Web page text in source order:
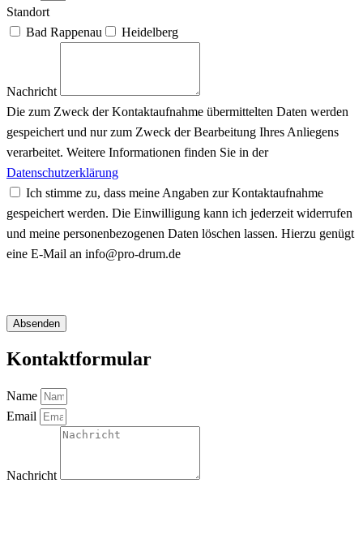
Standort
Bad Rappenau
Heidelberg
Nachricht
Die zum Zweck der Kontaktaufnahme übermittelten Daten werden
gespeichert und nur zum Zweck der Bearbeitung Ihres Anliegens
verarbeitet. Weitere Informationen finden Sie in der
Datenschutzerklärung
Ich stimme zu, dass meine Angaben zur Kontaktaufnahme
gespeichert werden. Die Einwilligung kann ich jederzeit widerrufen
und meine personenbezogenen Daten löschen lassen. Hierzu genügt
eine E-Mail an info@pro-drum.de
Absenden
Kontaktformular
Name
Email
Nachricht